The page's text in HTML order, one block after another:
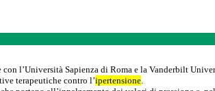
l’Università Sapienza di Roma e la Vanderbilt
terapeutiche contro l’ipertensione.